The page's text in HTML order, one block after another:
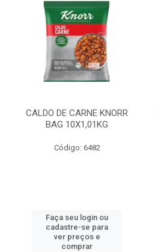
CALDO DE CARNE KNORR
BAG 10X1,01KG
Código: 6482
Faça seu login ou
cadastre-se para
ver preços e
comprar